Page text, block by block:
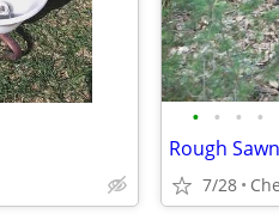
• • • •
7/28